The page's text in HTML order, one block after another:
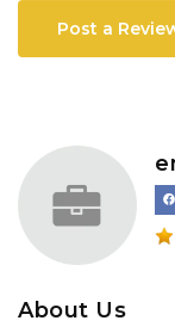
Post a
About Us